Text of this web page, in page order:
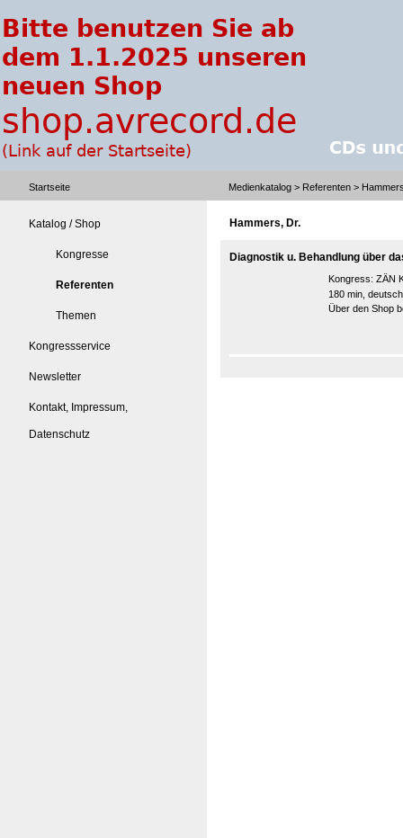
Startseite Medienkatalog > Referenten >
Katalog / Shop
Kongresse
Referenten
Themen
Kongressservice
Newsletter
Kontakt, Impressum,
Datenschutz
Hammers, Dr.
Diagnostik u. Behandlung über
Kongress: ZÄN
180 min, deutsch
Über den Shop